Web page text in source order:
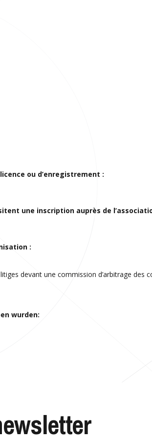
licence ou d’enregistrement :
une inscription auprès de
:
devant une commission d’arbitrage des
wurden: